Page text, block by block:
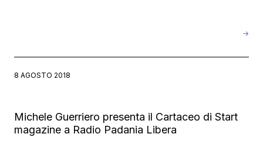
→
8 AGOSTO 2018
Michele Guerriero presenta il Cartaceo di Start
magazine a Radio Padania Libera